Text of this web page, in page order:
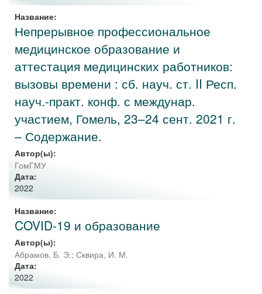
Название:
Непрерывное профессиональное
медицинское образование и
аттестация медицинских работников:
вызовы времени : сб. науч. ст. II Респ.
науч.-практ. конф. с междунар.
участием, Гомель, 23–24 сент. 2021 г.
– Содержание.
Автор(ы):
ГомГМУ
Дата:
2022
Название:
COVID-19 и образование
Автор(ы):
Абрамов, Б. Э.; Сквира, И. М.
Дата:
2022